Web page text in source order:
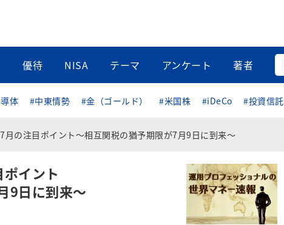
優待 NISA テーマ アンケート 著者
体 #中東情勢 #金（ゴールド） #米国株 #iDeCo #投資信託
月の注目ポイント～相互関税の猶予期限が7月9日に到来～
イント
9日に到来～